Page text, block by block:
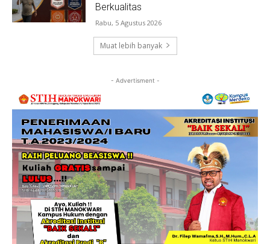
Berkualitas
Rabu, 5 Agustus 2026
Muat lebih banyak
- Advertisment -